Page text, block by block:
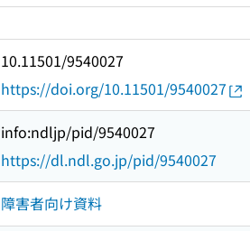
10.11501/9540027
https://doi.org/10.11501/9540027
info:ndljp/pid/9540027
https://dl.ndl.go.jp/pid/9540027
障害者向け資料